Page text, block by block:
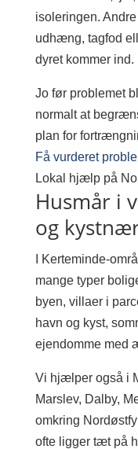
isoleringen.
udhæng, tagfod
dyret kommer ind.
Jo før problemet
normalt at
plan for
Få vurderet
Lokal hjælp på
Husmår i
og
I Kerteminde-
mange typer
byen, villaer i
havn og kyst,
ejendomme med
Vi hjælper også i
Marslev, Dalby,
omkring
ofte ligger tæt på